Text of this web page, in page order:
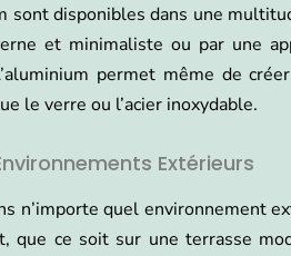
sont disponibles dans une
et minimaliste ou par une
permet même de
le verre ou l’acier inoxydable.
Extérieurs
n’importe quel environnement
que ce soit sur une terrasse